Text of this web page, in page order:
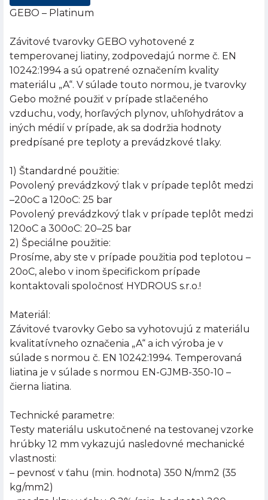
GEBO – Platinum
Závitové tvarovky GEBO vyhotovené z
temperovanej liatiny, zodpovedajú norme č. EN
10242:1994 a sú opatrené označením kvality
materiálu „A“. V súlade touto normou, je tvarovky
Gebo možné použiť v prípade stlačeného
vzduchu, vody, horľavých plynov, uhľohydrátov a
iných médií v prípade, ak sa dodržia hodnoty
predpísané pre teploty a prevádzkové tlaky.
1) Štandardné použitie:
Povolený prevádzkový tlak v prípade teplôt medzi
–20oC a 120oC: 25 bar
Povolený prevádzkový tlak v prípade teplôt medzi
120oC a 300oC: 20–25 bar
2) Špeciálne použitie:
Prosíme, aby ste v prípade použitia pod teplotou –
20oC, alebo v inom špecifickom prípade
kontaktovali spoločnosť HYDROUS s.r.o.!
Materiál:
Závitové tvarovky Gebo sa vyhotovujú z materiálu
kvalitatívneho označenia „A“ a ich výroba je v
súlade s normou č. EN 10242:1994. Temperovaná
liatina je v súlade s normou EN-GJMB-350-10 –
čierna liatina.
Technické parametre:
Testy materiálu uskutočnené na testovanej vzorke
hrúbky 12 mm vykazujú nasledovné mechanické
vlastnosti:
– pevnosť v ťahu (min. hodnota) 350 N/mm2 (35
kg/mm2)